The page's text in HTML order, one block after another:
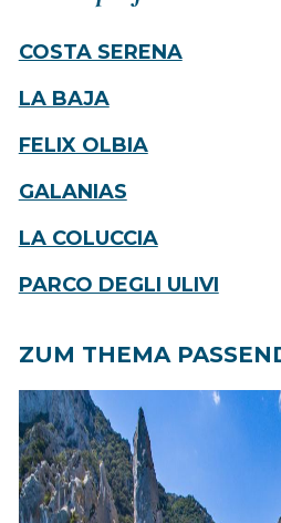
COSTA SERENA
LA BAJA
FELIX OLBIA
GALANIAS
LA COLUCCIA
PARCO DEGLI ULIVI
ZUM THEMA